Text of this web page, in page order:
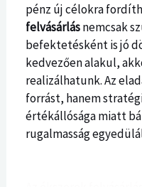
pénz új célokra
felvásárlásnemcsak
befektetésként is jó
kedvezően alakul,
realizálhatunk. Az
forrást, hanem
értékállósága miatt
rugalmasság